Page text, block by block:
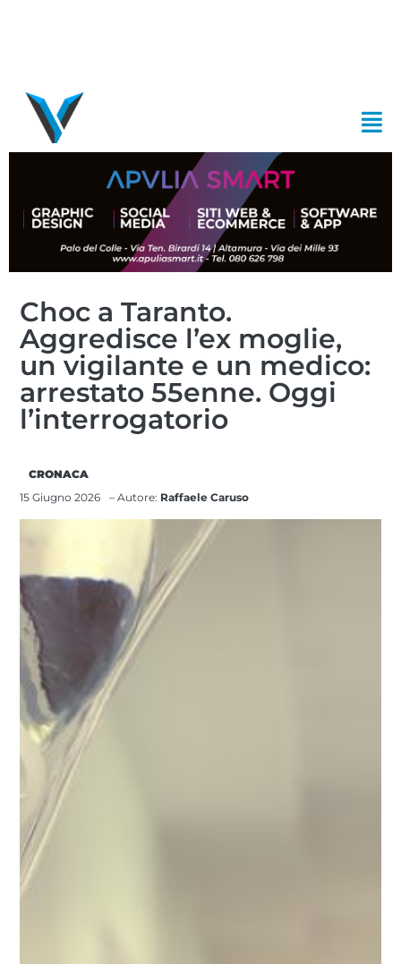
Choc a Taranto.
Aggredisce l’ex moglie,
un vigilante e un medico:
arrestato 55enne. Oggi
l’interrogatorio
CRONACA
15 Giugno 2026
– Autore: Raffaele Caruso